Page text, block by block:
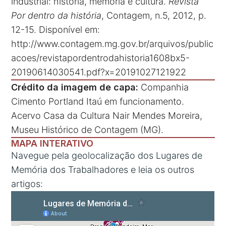
Por dentro da história, Contagem, n.5, 2012, p.
12-15. Disponível em:
http://www.contagem.mg.gov.br/arquivos/public
acoes/revistapordentrodahistoria1608bx5-
20190614030541.pdf?x=20191027121922
Crédito da imagem de capa: Companhia
Cimento Portland Itaú em funcionamento.
Acervo Casa da Cultura Nair Mendes Moreira,
Museu Histórico de Contagem (MG).
MAPA INTERATIVO
Navegue pela geolocalização dos Lugares de
Memória dos Trabalhadores e leia os outros
artigos: